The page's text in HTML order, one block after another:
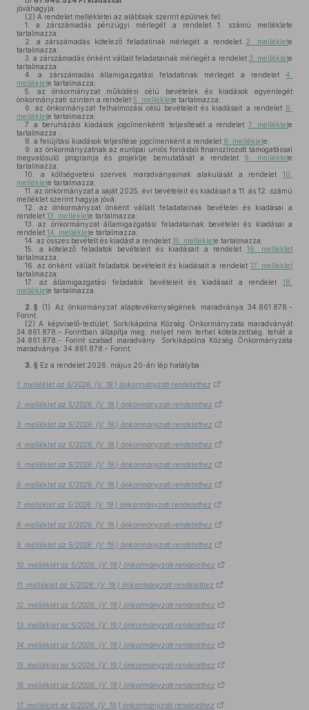
jóváhagyja.
(2) A rendelet mellékletei az alábbiak szerint épülnek fel:
1.
a zárszámadás pénzügyi mérlegét a rendelet 1. számú melléklete
tartalmazza;
2.
a zárszámadás kötelező feladatinak mérlegét a rendelet 2. melléklete
tartalmazza;
3. a zárszámadás önként vállalt feladatainak mérlegét a rendelet 3. melléklete
tartalmazza;
4.
a zárszámadás államigazgatási feladatinak mérlegét a rendelet 4.
melléklete tartalmazza;
5.
az önkormányzat működési célú bevételek és kiadások egyenlegét
önkormányzati szinten a rendelet 5. melléklete tartalmazza;
6.
az önkormányzat felhalmozási célú bevételeit és kiadásait a rendelet 6.
melléklete tartalmazza;
7.
a beruházási kiadások jogcímenkénti teljesítését a rendelet 7. melléklete
tartalmazza ;
8. a felújítási kiadások teljesítése jogcímenként a rendelet 8. melléklete;
9.
az önkormányzatnak az európai uniós forrásból finanszírozott támogatással
megvalósuló programja és projektje bemutatását a rendelet 9. melléklete
tartalmazza;
10.
a költségvetési szervek maradványainak alakulását a rendelet 10.
melléklete tartalmazza;
11. az önkormányzat a saját 2025. évi bevételeit és kiadásait a 11. ás 12. számú
melléklet szerint hagyja jóvá;
12.
az önkormányzat önként vállalt feladatainak bevételei és kiadásai a
rendelet 13. melléklete tartalmazza;
13.
az önkormányzat államigazgatási feladatainak bevételei és kiadásai a
rendelet 14. melléklete tartalmazza;
14. az összes bevételt és kiadást a rendelet 15. melléklete tartalmazza;
15.
a kötelező feladatok bevételeit és kiadásait a rendelet 16. melléklet
tartalmazza;
16.
az önként vállalt feladatok bevételeit és kiadásait a rendelet 17. melléklet
tartalmazza;
17.
az államigazgatási feladatok bevételeit és kiadásait a rendelet 18.
melléklete tartalmazza.
2. § (1)
Az önkormányzat alaptevékenységének maradványa 34.861.878.-
Forint.
(2) A képviselő-testület, Sorkikápolna Község Önkormányzata maradványát
34.861.878.- Forintban állapítja meg, melyet nem terhel kötelezettség, tehát a
34.861.878.- Forint szabad maradvány. Sorkikápolna Község Önkormányzata
maradványa: 34.861.878.- Forint,
3. § Ez a rendelet 2026. május 20-án lép hatályba.
1. melléklet az 5/2026. (V. 19.) önkormányzati rendelethez
2. melléklet az 5/2026. (V. 19.) önkormányzati rendelethez
3. melléklet az 5/2026. (V. 19.) önkormányzati rendelethez
4. melléklet az 5/2026. (V. 19.) önkormányzati rendelethez
5. melléklet az 5/2026. (V. 19.) önkormányzati rendelethez
6. melléklet az 5/2026. (V. 19.) önkormányzati rendelethez
7. melléklet az 5/2026. (V. 19.) önkormányzati rendelethez
8. melléklet az 5/2026. (V. 19.) önkormányzati rendelethez
9. melléklet az 5/2026. (V. 19.) önkormányzati rendelethez
10. melléklet az 5/2026. (V. 19.) önkormányzati rendelethez
11. melléklet az 5/2026. (V. 19.) önkormányzati rendelethez
12. melléklet az 5/2026. (V. 19.) önkormányzati rendelethez
13. melléklet az 5/2026. (V. 19.) önkormányzati rendelethez
14. melléklet az 5/2026. (V. 19.) önkormányzati rendelethez
15. melléklet az 5/2026. (V. 19.) önkormányzati rendelethez
16. melléklet az 5/2026. (V. 19.) önkormányzati rendelethez
17. melléklet az 5/2026. (V. 19.) önkormányzati rendelethez